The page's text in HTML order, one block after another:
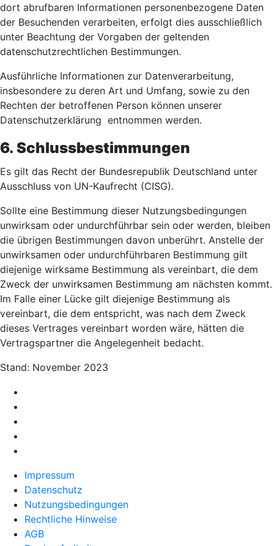
dort abrufbaren Informationen personenbezogene Daten
der Besuchenden verarbeiten, erfolgt dies ausschließlich
unter Beachtung der Vorgaben der geltenden
datenschutzrechtlichen Bestimmungen.
Ausführliche Informationen zur Datenverarbeitung,
insbesondere zu deren Art und Umfang, sowie zu den
Rechten der betroffenen Person können unserer
Datenschutzerklärung entnommen werden.
6. Schlussbestimmungen
Es gilt das Recht der Bundesrepublik Deutschland unter
Ausschluss von UN-Kaufrecht (CISG).
Sollte eine Bestimmung dieser Nutzungsbedingungen
unwirksam oder undurchführbar sein oder werden, bleiben
die übrigen Bestimmungen davon unberührt. Anstelle der
unwirksamen oder undurchführbaren Bestimmung gilt
diejenige wirksame Bestimmung als vereinbart, die dem
Zweck der unwirksamen Bestimmung am nächsten kommt.
Im Falle einer Lücke gilt diejenige Bestimmung als
vereinbart, die dem entspricht, was nach dem Zweck
dieses Vertrages vereinbart worden wäre, hätten die
Vertragspartner die Angelegenheit bedacht.
Stand: November 2023
Impressum
Datenschutz
Nutzungsbedingungen
Rechtliche Hinweise
AGB